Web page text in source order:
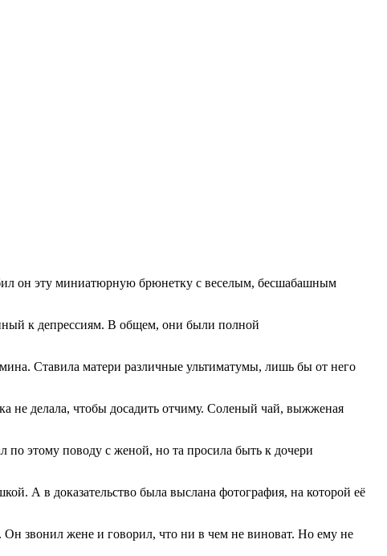
он эту миниатюрную брюнетку с веселым, бесшабашным
к депрессиям. В общем, они были полной
Ставила матери различные ультиматумы, лишь бы от него
не делала, чтобы досадить отчиму. Соленый чай, выжженая
по этому поводу с женой, но та просила быть к дочери
А в доказательство была выслана фотография, на которой её
звонил жене и говорил, что ни в чем не виноват. Но ему не